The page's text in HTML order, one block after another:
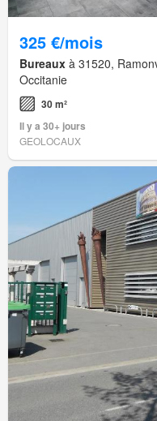
325 €/mois
Bureaux à 31520,
Occitanie
30 m²
Il y a 30+ jours
GEOLOCAUX